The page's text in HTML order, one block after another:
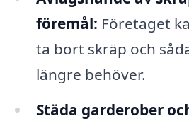
föremål: Företaget
ta bort skräp och
längre behöver.
Städa garderober